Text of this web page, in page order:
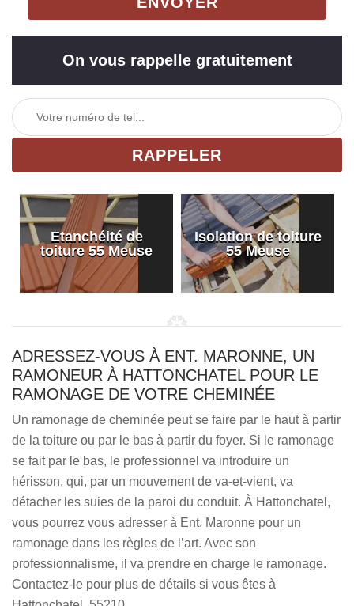
On vous rappelle gratuitement
Etanchéité de
toiture 55 Meuse
Isolation de toiture
55 Meuse
ADRESSEZ-VOUS À ENT. MARONNE, UN
RAMONEUR À HATTONCHATEL POUR LE
RAMONAGE DE VOTRE CHEMINÉE
Un ramonage de cheminée peut se faire par le haut à partir
de la toiture ou par le bas à partir du foyer. Si le ramonage
se fait par le bas, le professionnel va introduire un
hérisson, qui, par un mouvement de va-et-vient, va
détacher les suies de la paroi du conduit. À Hattonchatel,
vous pourrez vous adresser à Ent. Maronne pour un
ramonage dans les règles de l’art. Avec son
professionnalisme, il va prendre en charge le ramonage.
Contactez-le pour plus de détails si vous êtes à